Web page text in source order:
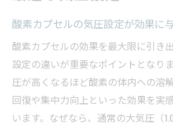
酸素カプセルの気圧設定が効果に
酸素カプセルの効果を最大限に引き
設定の違いが重要なポイントとなり
圧が高くなるほど酸素の体内への溶
回復や集中力向上といった効果を実
います。なぜなら、通常の大気圧（